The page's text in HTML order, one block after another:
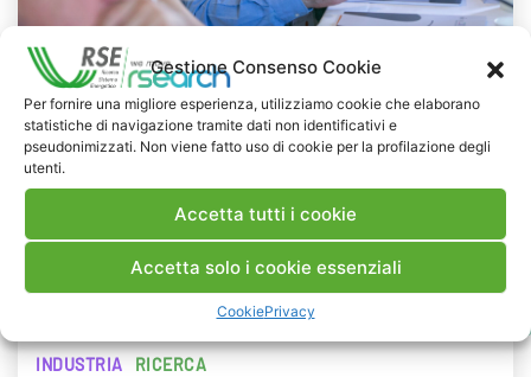
Gestione Consenso Cookie
Per fornire una migliore esperienza, utilizziamo cookie che elaborano
statistiche di navigazione tramite dati non identificativi e
pseudonimizzati. Non viene fatto uso di cookie per la profilazione degli
utenti.
Accetta tutti i cookie
Accetta solo i cookie essenziali
CookiePrivacy
NEWS
29 LUGLIO 2026
Presentazione del Rapporto Innov-E
RSE è intervenuta sul tema dell’innovazione
energetica nell’ambito del convegno targato I-
INDUSTRIA RICERCA